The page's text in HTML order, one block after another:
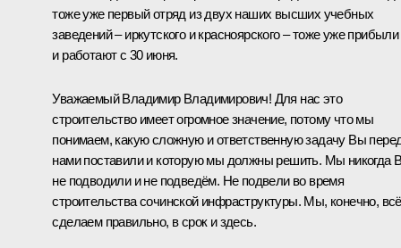
тоже уже первый отряд из двух наших высших учебных
заведений – иркутского и красноярского – тоже уже прибыли
и работают с 30 июня.
Уважаемый Владимир Владимирович! Для нас это
строительство имеет огромное значение, потому что мы
понимаем, какую сложную и ответственную задачу Вы
нами поставили и которую мы должны решить. Мы никогда
не подводили и не подведём. Не подвели во время
строительства сочинской инфраструктуры. Мы, конечно, всё
сделаем правильно, в срок и здесь.